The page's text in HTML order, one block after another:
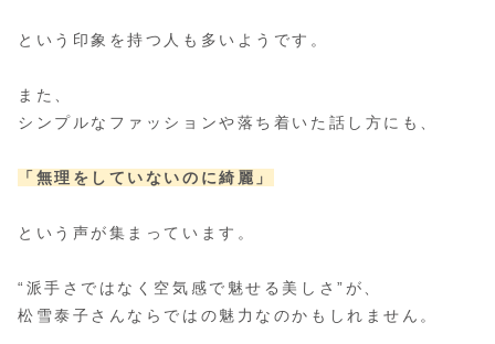
という印象を持つ人も多いようです。
また、
シンプルなファッションや落ち着いた話し方にも、
「無理をしていないのに綺麗」
という声が集まっています。
“派手さではなく空気感で魅せる美しさ”が、
松雪泰子さんならではの魅力なのかもしれません。